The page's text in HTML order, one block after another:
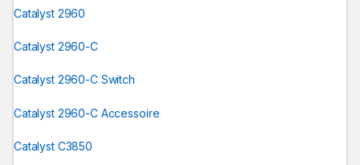
Catalyst 2960
Catalyst 2960-C
Catalyst 2960-C Switch
Catalyst 2960-C Accessoire
Catalyst C3850